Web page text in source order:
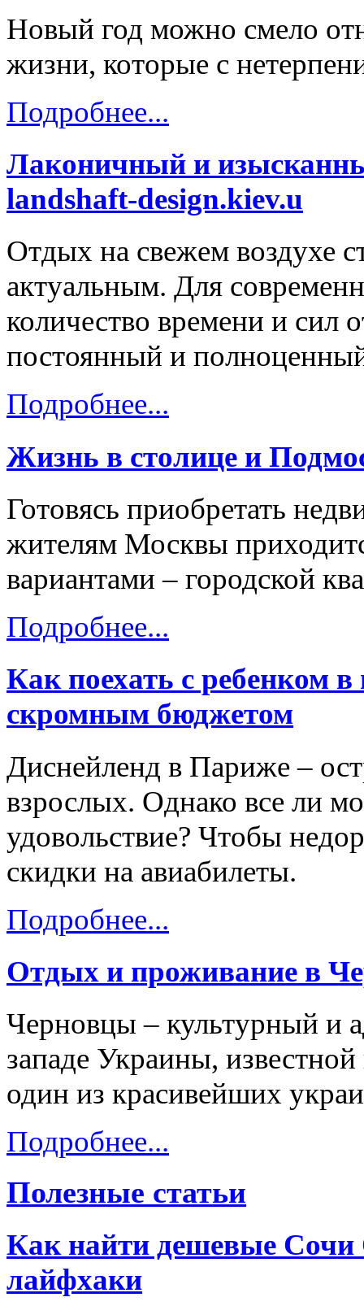
Новый год можно смело
жизни, которые с
Подробнее...
Лаконичный и
landshaft-design.kiev.u
Отдых на свежем воздухе
актуальным. Для
количество времени и сил
постоянный и
Подробнее...
Жизнь в столице и
Готовясь приобретать
жителям Москвы
вариантами – городской
Подробнее...
Как поехать с ребенком
скромным бюджетом
Диснейленд в Париже –
взрослых. Однако все ли
удовольствие? Чтобы
скидки на авиабилеты.
Подробнее...
Отдых и проживание в
Черновцы – культурный и
западе Украины,
один из красивейших
Подробнее...
Полезные статьи
Как найти дешевые
лайфхаки